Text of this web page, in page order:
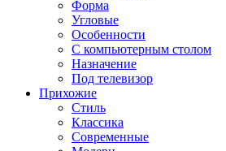
Форма
Угловые
Особенности
С компьютерным столом
Назначение
Под телевизор
Прихожие
Стиль
Классика
Современные